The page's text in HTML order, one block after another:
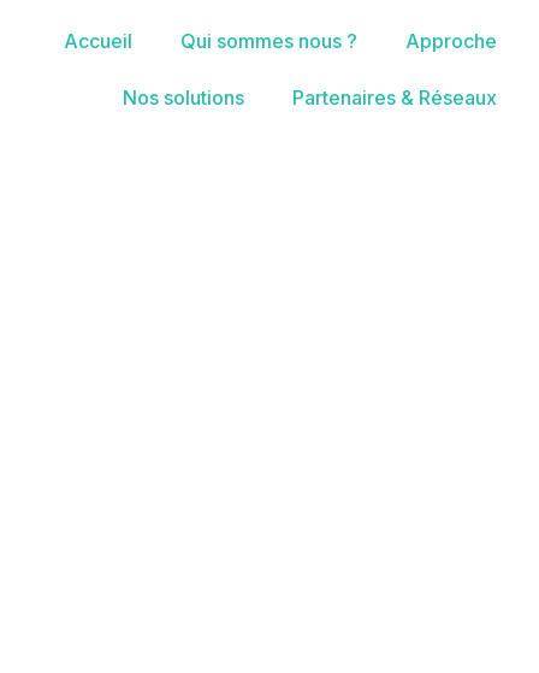
Accueil Qui sommes nous ? Approche
Nos solutions Partenaires & Réseaux